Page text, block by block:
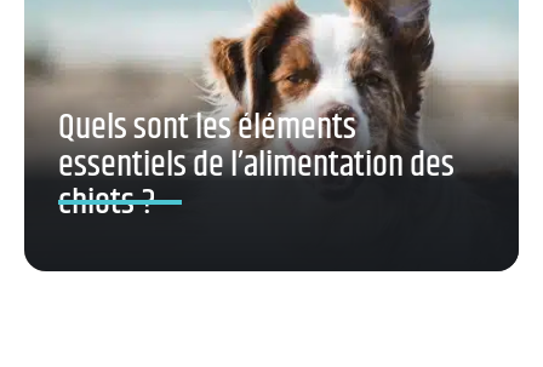
Quels sont les éléments
essentiels de l’alimentation des
chiots ?